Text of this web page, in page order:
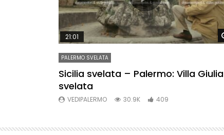
Watch Later
21:01
PALERMO SVELATA
Sicilia svelata – Palermo: Villa Giulia
svelata
VEDIPALERMO 30.9K 409